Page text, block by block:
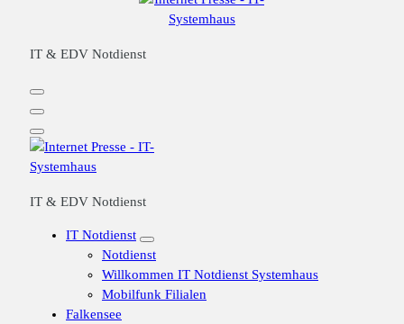
IT & EDV Notdienst
IT & EDV Notdienst
IT Notdienst
Notdienst
Willkommen IT Notdienst Systemhaus
Mobilfunk Filialen
Falkensee